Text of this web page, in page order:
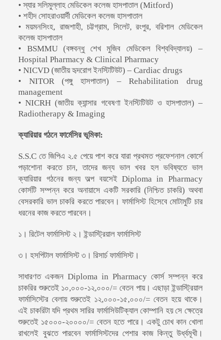
• স্যার সলিমুল্লাহ মেডিকেল কলেজ হাসপাতাল (Mitford)
• শহীদ সোহরাওয়ার্দী মেডিকেল কলেজ হাসপাতাল
• ময়মনসিংহ, রাজশাহী, চট্টগ্রাম, সিলেট, রংপুর, বরিশাল মেডিকেল
কলেজ হাসপাতাল
• BSMMU (বঙ্গবন্ধু শেখ মুজিব মেডিকেল বিশ্ববিদ্যালয়) –
Hospital Pharmacy & Clinical Pharmacy
• NICVD (জাতীয় হৃদরোগ ইনস্টিটিউট) – Cardiac drugs
• NITOR (পঙ্গু হাসপাতাল) – Rehabilitation drug
management
• NICRH (জাতীয় ক্যান্সার গবেষণা ইনস্টিটিউট ও হাসপাতাল) –
Radiotherapy & Imaging
ক্যারিয়ার গঠনে ফার্মেসির ভূমিকা:
S.S.C তে জিপিএ ২.৫ পেয়ে পাশ করে যারা প্রথমত প্রফেশনাল কোর্সে
পড়াশোনা করতেচান, তাদের জন্য ভাল খবর হল ভবিষ্যতে ভাল
ক্যারিয়ার গঠনের জন্য অল্প বয়সেই Diploma in Pharmacy
কোর্সটি সম্পন্ন করে অনায়াসে একটি সরকারি (নিশ্চিত চাকরি) অথবা
বেসরকারি ভাল চাকরি করতে পারবেন। ফার্মাসিস্ট হিসেবে মোটামুটি চার
ধরনের কাজ করতে পারবেন।
১। রিটেল ফার্মাসিস্ট ২। ইন্ডাস্ট্রিয়াল ফার্মাসিস্ট
৩। হসপিটাল ফার্মাসিস্ট৩। রিসার্চ ফার্মাসিস্ট।
সাধারণত একজন Diploma in Pharmacy কোর্স সম্পন্ন করে
চাকরির শুরুতেই ১০,০০০-১২,০০০/= বেতন পায়। এছাড়া ইন্ডাস্ট্রিয়াল
ফার্মাসিস্টের বেলায় শুরুতেই ১২,০০০-১৫,০০০/= বেতন হয়ে থাকে।
এই চাকরিটা যদি প্রথম সারির ফার্মাসিউটিক্যাল কোম্পানি হয় সে ক্ষেত্রে
শুরুতেই ১৫০০০-২০০০০/= বেতন হতে পারে। একটু চোখ কান খোলা
রাখলেই বুঝতে পারবেন ফার্মাসিস্টদের পেশার কাজ কিন্তু উর্ধ্বমূখী।